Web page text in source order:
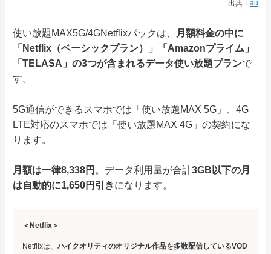
出典： au
使い放題MAX5G/4GNetflixパックは、
月額料金の中に
「Netflix（ベーシックプラン）」「Amazonプライム」
「TELASA」の3つが含まれるデータ使い放題プランで
す。
5G通信ができるスマホでは「使い放題MAX 5G」、4G
LTE対応のスマホでは「使い放題MAX 4G」の契約にな
ります。
月額は一律8,338円 。データ利用量が合計3GB以下の月
は自動的に1,650円引きになります。
＜Netflix＞
Netflixは、 ハイクオリティのオリジナル作品を多数配信しているVOD